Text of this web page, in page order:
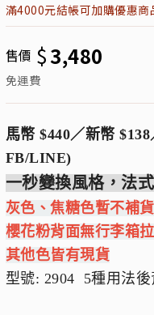
滿4000元結帳可加購優惠商
售價 $3,480
免運費
馬幣 $440／新幣
FB/LINE)
一秒變換風格，法
灰色、焦糖色暫不補貨
櫻花粉背面無行李箱
其他色皆有現貨
型號: 2904 5種用法後